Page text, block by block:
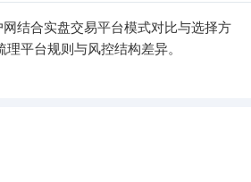
结合实盘交易平台模式对比与选择方
平台规则与风控结构差异。